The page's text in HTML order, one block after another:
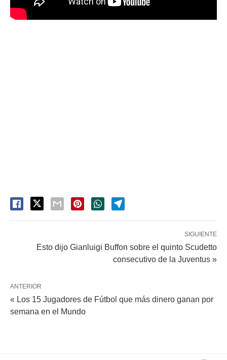
SIGUIENTE
Esto dijo Gianluigi Buffon sobre el quinto Scudetto
consecutivo de la Juventus »
ANTERIOR
« Los 15 Jugadores de Fútbol que más dinero ganan por
semana en el Mundo